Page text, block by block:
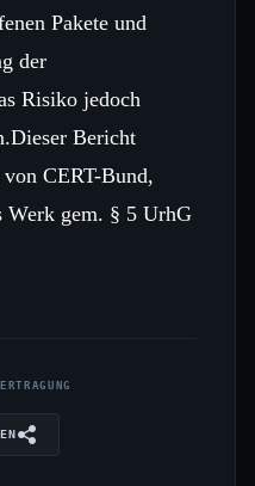
Pakete und
der
Risiko jedoch
Bericht
CERT-Bund,
gem. § 5 UrhG